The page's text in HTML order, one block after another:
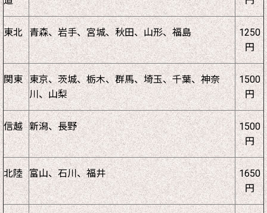
東北 青森、岩手、宮城、秋田、山形、福島
1250
円
関東
東京、茨城、栃木、群馬、埼玉、千葉、神奈
川、山梨
1500
円
信越 新潟、長野
1500
円
北陸 富山、石川、福井
1650
円